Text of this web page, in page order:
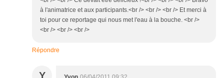
à l'animatrice et aux participants.<br /> <br /> <br /> Et merci à
toi pour ce reportage qui nous met l'eau à la bouche. <br />
<br /> <br /> <br />
Répondre
Y